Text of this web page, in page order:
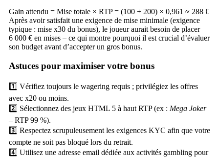
Gain attendu = Mise totale × RTP = (100 + 200) × 0,961 ≈ 288 €
Après avoir satisfait une exigence de mise minimale (exigence
typique : mise x30 du bonus), le joueur aurait besoin de placer
6 000 € en mises – ce qui montre pourquoi il est crucial d’évaluer
son budget avant d’accepter un gros bonus.
Astuces pour maximiser votre bonus
1️⃣ Vérifiez toujours le wagering requis ; privilégiez les offres
avec x20 ou moins.
2️⃣ Sélectionnez des jeux HTML 5 à haut RTP (ex : Mega Joker
– RTP 99 %).
3️⃣ Respectez scrupuleusement les exigences KYC afin que votre
compte ne soit pas bloqué lors du retrait.
4️⃣ Utilisez une adresse email dédiée aux activités gambling pour